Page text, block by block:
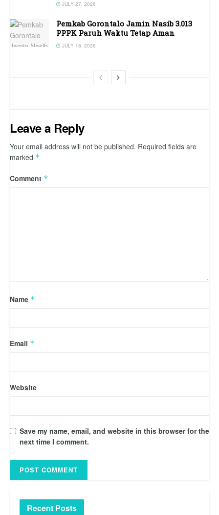
JULY 27, 2026
Pemkab Gorontalo Jamin Nasib 3.013
PPPK Paruh Waktu Tetap Aman
JULY 18, 2026
Leave a Reply
Your email address will not be published. Required fields are
marked *
Comment *
Name *
Email *
Website
Save my name, email, and website in this browser for the
next time I comment.
Recent Posts